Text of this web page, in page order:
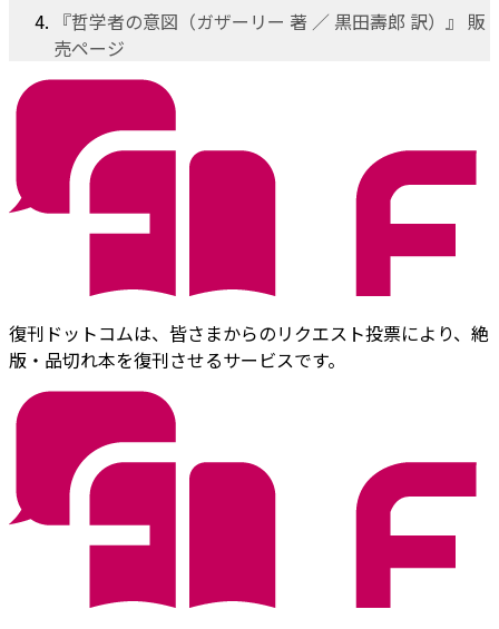
『哲学者の意図（ガザーリー 著 ／ 黒田壽郎 訳）』 販
売ページ
復刊ドットコムは、皆さまからのリクエスト投票により、絶
版・品切れ本を復刊させるサービスです。